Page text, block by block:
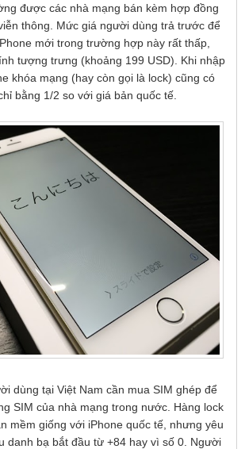
được các nhà mạng bán kèm hợp đồng
thông. Mức giá người dùng trả trước để
mới trong trường hợp này rất thấp,
tượng trưng (khoảng 199 USD). Khi nhập
khóa mạng (hay còn gọi là lock) cũng có
bằng 1/2 so với giá bản quốc tế.
dùng tại Việt Nam cần mua SIM ghép để
SIM của nhà mạng trong nước. Hàng lock
mềm giống với iPhone quốc tế, nhưng yêu
danh bạ bắt đầu từ +84 hay vì số 0. Người